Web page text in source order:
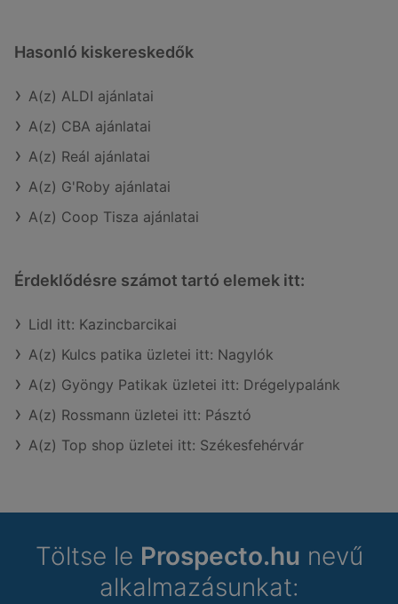
Hasonló kiskereskedők
A(z) ALDI ajánlatai
A(z) CBA ajánlatai
A(z) Reál ajánlatai
A(z) G'Roby ajánlatai
A(z) Coop Tisza ajánlatai
Érdeklődésre számot tartó elemek itt:
Lidl itt: Kazincbarcikai
A(z) Kulcs patika üzletei itt: Nagylók
A(z) Gyöngy Patikak üzletei itt: Drégelypalánk
A(z) Rossmann üzletei itt: Pásztó
A(z) Top shop üzletei itt: Székesfehérvár
Töltse le Prospecto.hu nevű
alkalmazásunkat: